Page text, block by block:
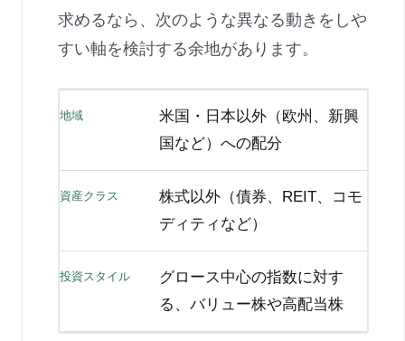
求めるなら、次のような異なる動きをしや
すい軸を検討する余地があります。
地域
米国・日本以外（欧州、新興
国など）への配分
資産クラス
株式以外（債券、REIT、コモ
ディティなど）
投資スタイル
グロース中心の指数に対す
る、バリュー株や高配当株